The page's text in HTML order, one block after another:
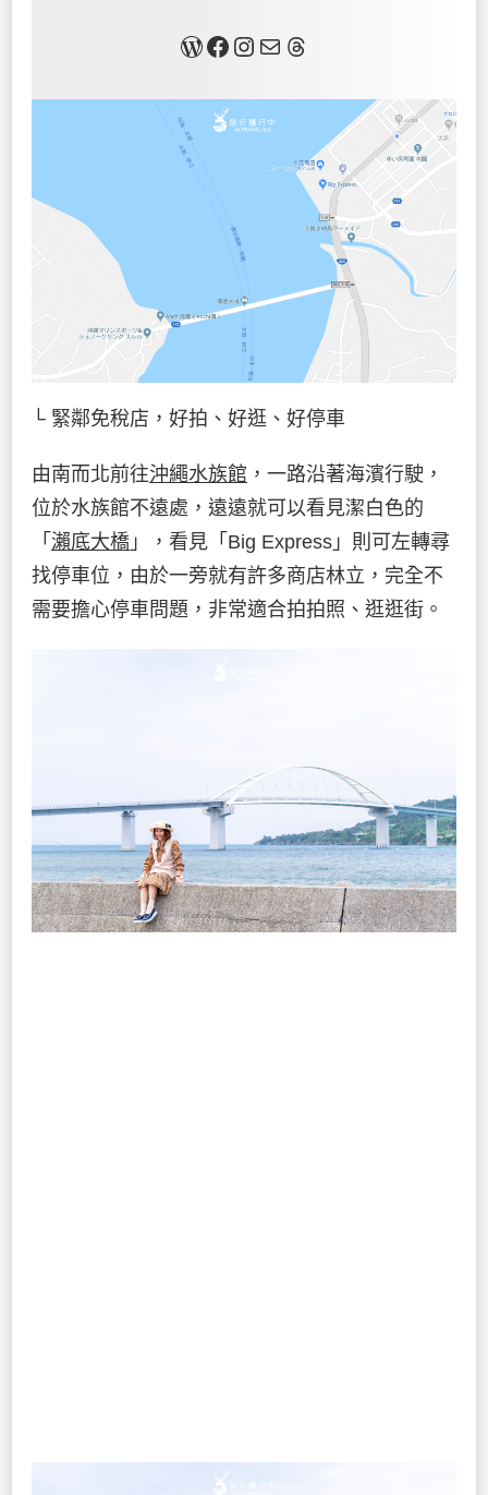
關於我Facebook InstagramMail Threads
└ 緊鄰免稅店，好拍、好逛、好停車
由南而北前往沖繩水族館 ，一路沿著海濱行駛，
位於水族館不遠處，遠遠就可以看見潔白色的
「 瀨底大橋 」，看見「Big Express」則可左轉尋
找停車位，由於一旁就有許多商店林立，完全不
需要擔心停車問題，非常適合拍拍照、逛逛街。